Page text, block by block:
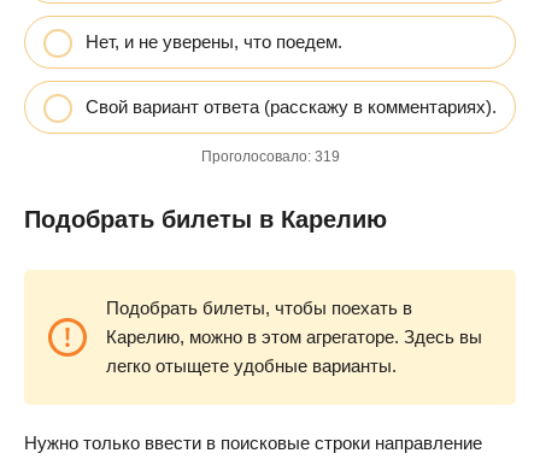
Нет, и не уверены, что поедем.
Свой вариант ответа (расскажу в комментариях).
Проголосовало: 319
Подобрать билеты в Карелию
Подобрать билеты, чтобы поехать в
Карелию, можно в этом агрегаторе. Здесь вы
легко отыщете удобные варианты.
Нужно только ввести в поисковые строки направление